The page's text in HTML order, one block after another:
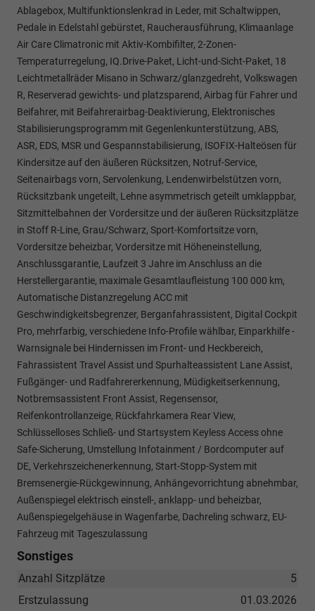
Ablagebox, Multifunktionslenkrad in Leder, mit Schaltwippen,
Pedale in Edelstahl gebürstet, Raucherausführung, Klimaanlage
Air Care Climatronic mit Aktiv-Kombifilter, 2-Zonen-
Temperaturregelung, IQ.Drive-Paket, Licht-und-Sicht-Paket, 18
Leichtmetallräder Misano in Schwarz/glanzgedreht, Volkswagen
R, Reserverad gewichts- und platzsparend, Airbag für Fahrer und
Beifahrer, mit Beifahrerairbag-Deaktivierung, Elektronisches
Stabilisierungsprogramm mit Gegenlenkunterstützung, ABS,
ASR, EDS, MSR und Gespannstabilisierung, ISOFIX-Halteösen für
Kindersitze auf den äußeren Rücksitzen, Notruf-Service,
Seitenairbags vorn, Servolenkung, Lendenwirbelstützen vorn,
Rücksitzbank ungeteilt, Lehne asymmetrisch geteilt umklappbar,
Sitzmittelbahnen der Vordersitze und der äußeren Rücksitzplätze
in Stoff R-Line, Grau/Schwarz, Sport-Komfortsitze vorn,
Vordersitze beheizbar, Vordersitze mit Höheneinstellung,
Anschlussgarantie, Laufzeit 3 Jahre im Anschluss an die
Herstellergarantie, maximale Gesamtlaufleistung 100 000 km,
Automatische Distanzregelung ACC mit
Geschwindigkeitsbegrenzer, Berganfahrassistent, Digital Cockpit
Pro, mehrfarbig, verschiedene Info-Profile wählbar, Einparkhilfe -
Warnsignale bei Hindernissen im Front- und Heckbereich,
Fahrassistent Travel Assist und Spurhalteassistent Lane Assist,
Fußgänger- und Radfahrererkennung, Müdigkeitserkennung,
Notbremsassistent Front Assist, Regensensor,
Reifenkontrollanzeige, Rückfahrkamera Rear View,
Schlüsselloses Schließ- und Startsystem Keyless Access ohne
Safe-Sicherung, Umstellung Infotainment / Bordcomputer auf
DE, Verkehrszeichenerkennung, Start-Stopp-System mit
Bremsenergie-Rückgewinnung, Anhängevorrichtung abnehmbar,
Außenspiegel elektrisch einstell-, anklapp- und beheizbar,
Außenspiegelgehäuse in Wagenfarbe, Dachreling schwarz, EU-
Fahrzeug mit Tageszulassung
Sonstiges
5
Anzahl Sitzplätze
01.03.2026
Erstzulassung